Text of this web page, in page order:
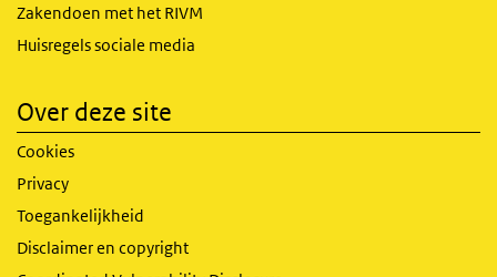
Zakendoen met het RIVM
Huisregels sociale media
Over deze site
Cookies
Privacy
Toegankelijkheid
Disclaimer en copyright